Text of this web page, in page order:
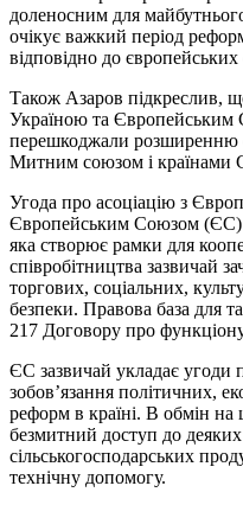
доленосним для
очікує важкий період
відповідно до європейських
Також Азаров підкреслив,
Україною та Європейським
перешкоджали розширенню
Митним союзом і країнами
Угода про асоціацію з
Європейським Союзом (ЄС)
яка створює рамки для
співробітництва зазвичай
торгових, соціальних,
безпеки. Правова база для
217 Договору про
ЄС зазвичай укладає угоди
зобов’язання політичних,
реформ в країні. В обмін на
безмитний доступ до
сільськогосподарських
технічну допомогу.